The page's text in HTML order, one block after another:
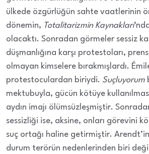
ülkede özgürlüğün sahte vaatlerinin
dönemin, Totalitarizmin Kaynakları
olacaktı. Sonradan görmeler sessiz
düşmanlığına karşı protestoları,
olmayan kimselere bırakmışlardı.
protestoculardan biriydi. Suçluyorum
mektubuyla, gücün kötüye
aydın imajı ölümsüzleşmiştir.
sessizliği ise, aksine, onları görevini
suç ortağı haline getirmiştir.
durum terörün nedenlerinden biri